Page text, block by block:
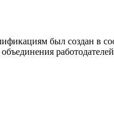
был создан в